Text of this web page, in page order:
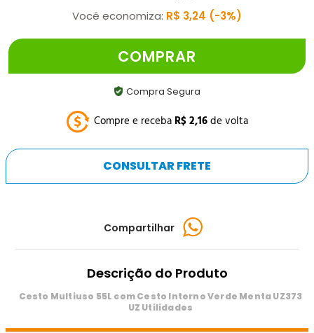
Você economiza: R$ 3,24 3%
COMPRAR
Compra Segura
Compre e receba R$2,16de volta
CONSULTAR FRETE
Compartilhar
Descrição do Produto
Cesto Multiuso 55L com Cesto Interno Verde Menta UZ373
UZ Utilidades